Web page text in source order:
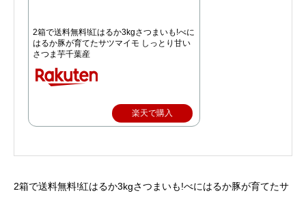
2箱で送料無料!紅はるか3kgさつまいも!べに
はるか豚が育てたサツマイモ しっとり甘い
さつま芋千葉産
楽天で購入
2箱で送料無料!紅はるか3kgさつまいも!べにはるか豚が育てたサ